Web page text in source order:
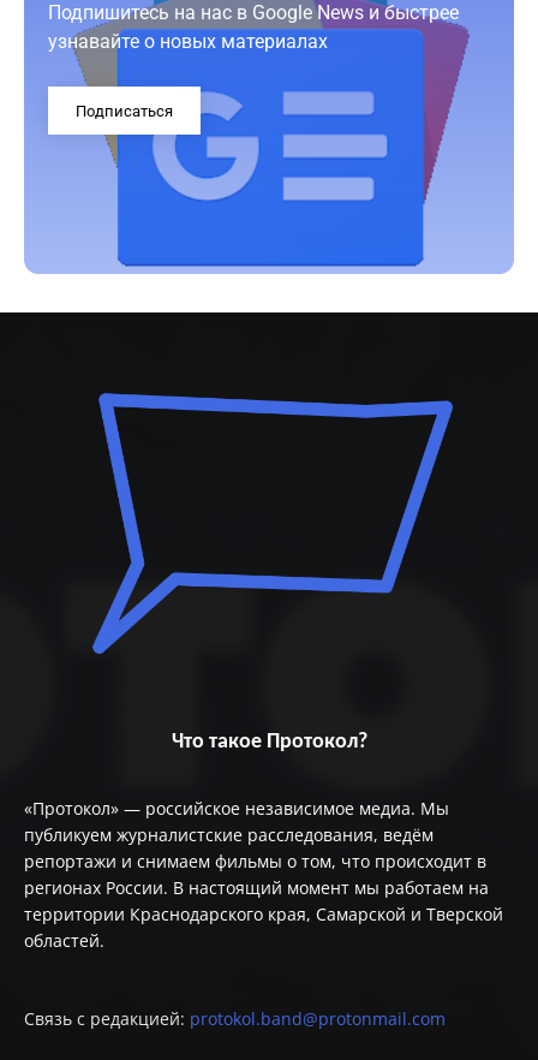
Подпишитесь на нас в Google News и быстрее
узнавайте о новых материалах
Подписаться
Что такое Протокол?
«Протокол» — российское независимое медиа. Мы
публикуем журналистские расследования, ведём
репортажи и снимаем фильмы о том, что происходит в
регионах России. В настоящий момент мы работаем на
территории Краснодарского края, Самарской и Тверской
областей.
Связь с редакцией: protokol.band@protonmail.com